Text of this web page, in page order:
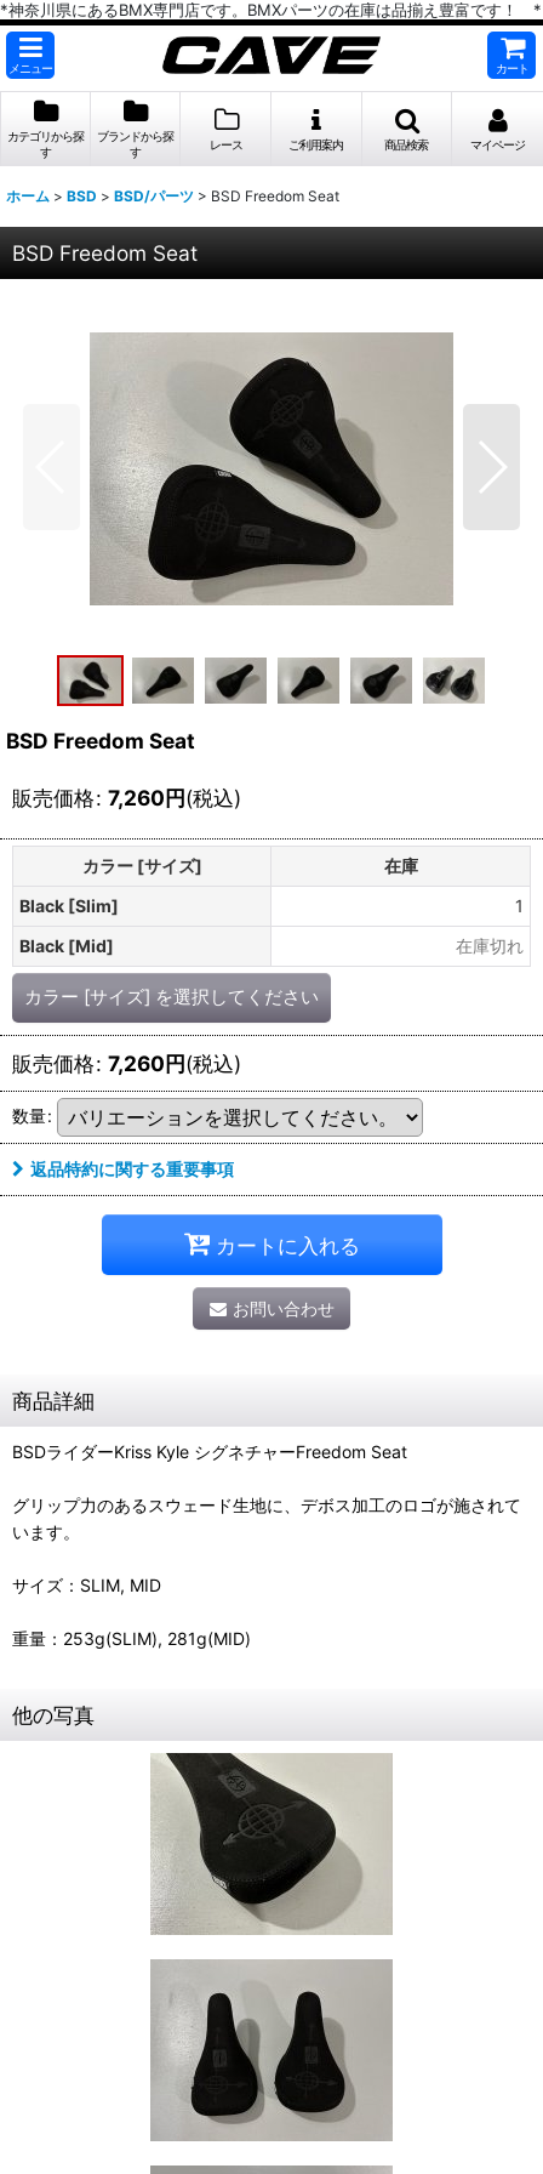
*神奈川県にあるBMX専門店です。BMXパーツの在庫は品揃え豊富です！ *
メニュー カート
カテゴリから探
す
ブランドから探
す
レース ご利用案内 商品検索 マイページ
ホーム > BSD > BSD/パーツ > BSD Freedom Seat
BSD Freedom Seat
BSD Freedom Seat
販売価格: 7,260円(税込)
カラー [サイズ]
在庫
Black [Slim]
1
Black [Mid]
在庫切れ
カラー [サイズ] を選択してください
販売価格: 7,260円(税込)
数量:
返品特約に関する重要事項
カートに入れる
お問い合わせ
商品詳細
BSDライダーKriss Kyle シグネチャーFreedom Seat
グリップ力のあるスウェード生地に、デボス加工のロゴが施されて
います。
サイズ：SLIM, MID
重量：253g(SLIM), 281g(MID)
他の写真